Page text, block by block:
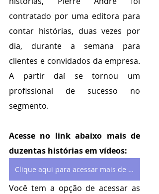
contratado por uma editora para
contar histórias, duas vezes por
dia, durante a semana para
clientes e convidados da empresa.
A partir daí se tornou um
profissional de sucesso no
segmento.
Acesse no link abaixo mais de
duzentas histórias em vídeos:
Clique aqui para acessar mais de 200 histórias de Pierre André
Você tem a opção de acessar as